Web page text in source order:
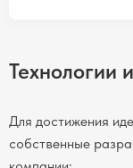
Технологии
Для достижения
собственные